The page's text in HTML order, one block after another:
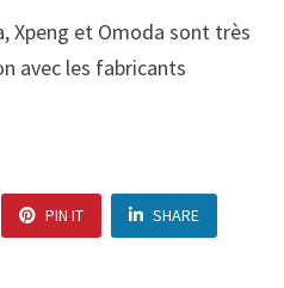
Xpeng et Omoda sont très
avec les fabricants
PIN IT SHARE